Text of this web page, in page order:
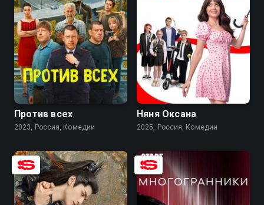
7.7 6.3
Против всех
2023, Россия, Комедии
7.6
Няня Оксана
2025, Россия, Комедии